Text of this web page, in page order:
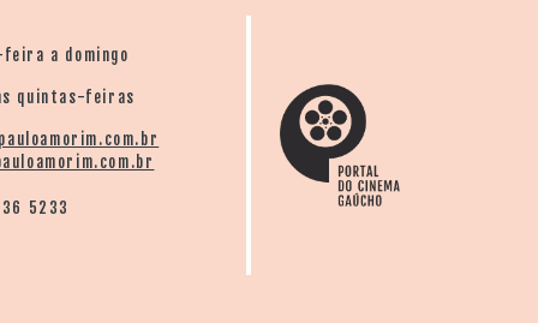
a domingo
quintas-feiras
5233